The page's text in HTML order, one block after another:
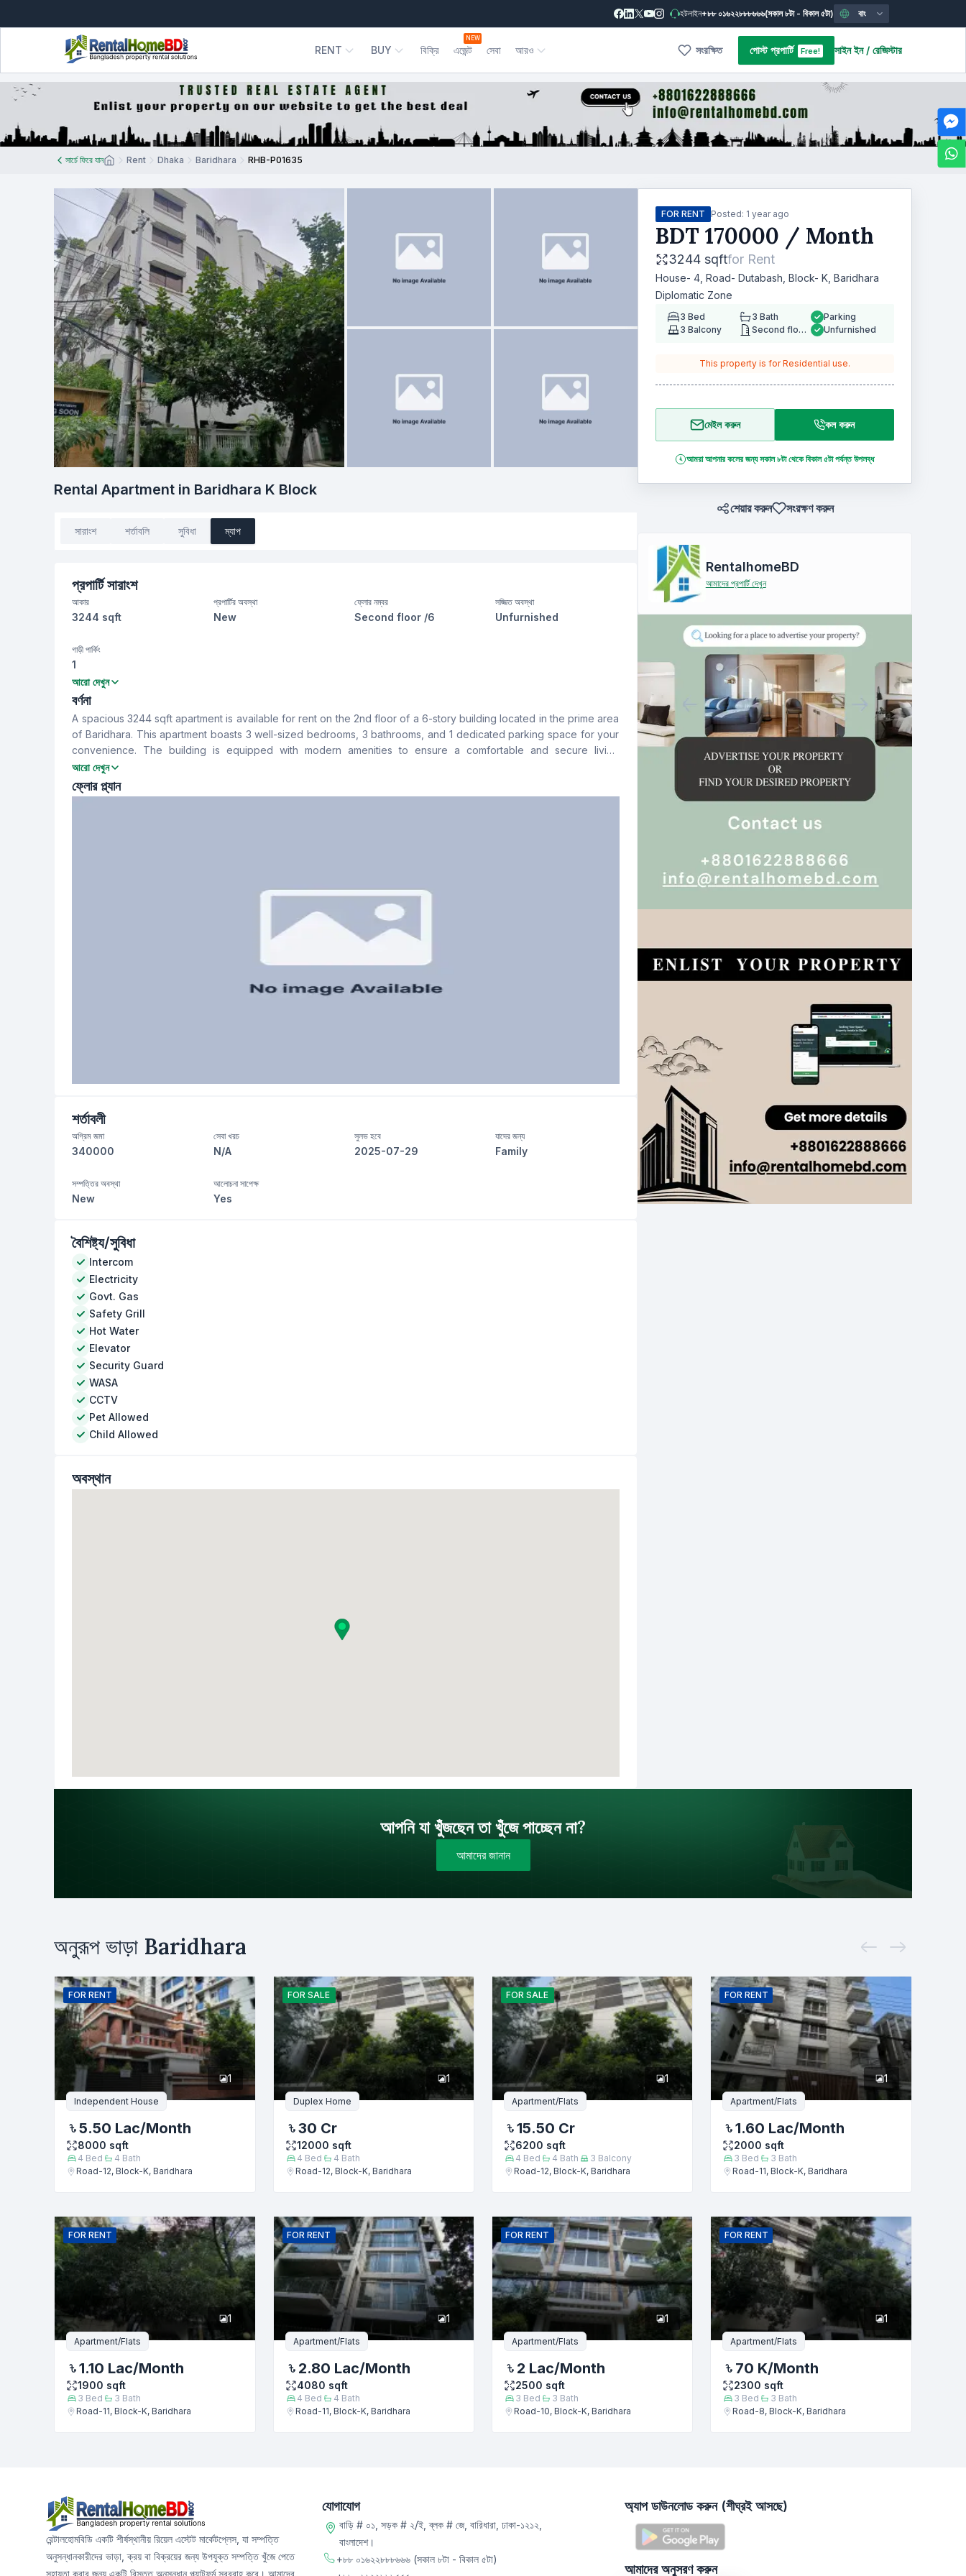
হটলাইন+৮৮ ০১৬২২৮৮৮৬৬৬(সকাল ৮টা - বিকাল ৫টা) বাং
RENT BUY বিক্রি এজেন্ট
NEW
সেবা আরও সংরক্ষিত পোস্ট প্রপার্টি Free! সাইন ইন / রেজিস্টার
সার্চে ফিরে যান Rent Dhaka Baridhara RHB-P01635
Rental Apartment in Baridhara K Block
সারাংশ শর্তাবলি সুবিধা ম্যাপ
প্রপার্টি সারাংশ
আকার
3244 sqft
প্রপার্টির অবস্থা
New
ফ্লোর নম্বর
Second floor /6
সজ্জিত অবস্থা
Unfurnished
গাড়ী পার্কিং
1
বেডরুম
3
খাবার রুম
Yes 3 Tiled
রান্নাঘর
1
সার্ভেন্ট রুম
Yes
আরো দেখুন
বর্ণনা
A spacious 3244 sqft apartment is available for rent on the 2nd floor of a 6-story building located in the prime area
of Baridhara. This apartment boasts 3 well-sized bedrooms, 3 bathrooms, and 1 dedicated parking space for your
convenience. The building is equipped with modern amenities to ensure a comfortable and secure living
experience. The monthly rent is 170,000 BDT, which includes the service charge.
আরো দেখুন
ফ্লোর প্ল্যান
শর্তাবলী
অগ্রিম জমা
340000
সেবা খরচ
N/A
সুলভ হবে
2025-07-29
যাদের জন্য
Family
সম্পত্তির অবস্থা
New
আলোচনা সাপেক্ষ
Yes
বৈশিষ্ট্য/সুবিধা
Intercom
Electricity
Govt. Gas
Safety Grill
Hot Water
Elevator
Security Guard
WASA
CCTV
Pet Allowed
Child Allowed
অবস্থান
FOR RENT Posted: 1 year ago
BDT 170000 / Month
3244 sqftfor Rent
House- 4, Road- Dutabash, Block- K, Baridhara
Diplomatic Zone
3 Bed 3 Bath
3 Balcony Second floor
Parking
Unfurnished
This property is for Residential use.
মেইল করুন কল করুন
আমরা আপনার কলের জন্য সকাল ৮টা থেকে বিকাল ৫টা পর্যন্ত উপলব্ধ
শেয়ার করুন সংরক্ষণ করুন
RentalhomeBD
আমাদের প্রপার্টি দেখুন
আপনি যা খুঁজছেন তা খুঁজে পাচ্ছেন না?
আমাদের জানান
ইমেইল
ফোন নম্বর
জমা দিন
অনুরূপ ভাড়া Baridhara
FOR RENT
1
Independent House
5.50 Lac/Month
8000 sqft
4 Bed 4 Bath
Road-12, Block-K, Baridhara
FOR SALE
1
Duplex Home
30 Cr
12000 sqft
4 Bed 4 Bath
Road-12, Block-K, Baridhara
FOR SALE
1
Apartment/Flats
15.50 Cr
6200 sqft
4 Bed 4 Bath 3 Balcony
Road-12, Block-K, Baridhara
FOR RENT
1
Apartment/Flats
1.60 Lac/Month
2000 sqft
3 Bed 3 Bath
Road-11, Block-K, Baridhara
FOR RENT
1
Apartment/Flats
1.10 Lac/Month
1900 sqft
3 Bed 3 Bath
Road-11, Block-K, Baridhara
FOR RENT
1
Apartment/Flats
2.80 Lac/Month
4080 sqft
4 Bed 4 Bath
Road-11, Block-K, Baridhara
FOR RENT
1
Apartment/Flats
2 Lac/Month
2500 sqft
3 Bed 3 Bath
Road-10, Block-K, Baridhara
FOR RENT
1
Apartment/Flats
70 K/Month
2300 sqft
3 Bed 3 Bath
Road-8, Block-K, Baridhara
রেন্টালহোমবিডি একটি শীর্ষস্থানীয় রিয়েল এস্টেট মার্কেটপ্লেস, যা সম্পত্তি
অনুসন্ধানকারীদের ভাড়া, ক্রয় বা বিক্রয়ের জন্য উপযুক্ত সম্পত্তি খুঁজে পেতে
সহায়তা করার জন্য একটি বিস্তৃত অনুসন্ধান প্ল্যাটফর্ম সরবরাহ করে। আমাদের
যোগাযোগ
বাড়ি # ০১, সড়ক # ২/ই, ব্লক # জে, বারিধারা, ঢাকা-১২১২,
বাংলাদেশ।
+৮৮ ০১৬২২৮৮৮৬৬৬ (সকাল ৮টা - বিকাল ৫টা)
অ্যাপ ডাউনলোড করুন (শীঘ্রই আসছে)
আমাদের অনুসরণ করুন